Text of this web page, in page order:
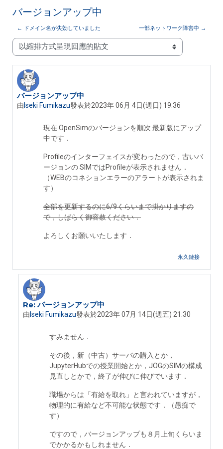
バージョンアップ中
← ドメイン名が失効していました 一部ネットワーク障害中 →
顯示模式
バージョンアップ中
由 Iseki Fumikazu發表於2023年 06月 4日(週日) 19:36
Number of replies: 1
現在 OpenSimのバージョンを順次 最新版にアップ
中です．
Profileのインターフェイスが変わったので，古いバ
ージョンの SIMではProfileが表示されません．
（WEBのコネションエラーのアラートが表示されま
す）
全部を更新するのに6/9くらいまで掛かりますの
で，しばらく御容赦ください．
よろしくお願いいたします．
永久鏈接
In reply to Iseki Fumikazu
Re: バージョンアップ中
由 Iseki Fumikazu發表於2023年 07月 14日(週五) 21:30
すみません．
その後，新（中古）サーバの購入とか，
JupyterHubでの授業開始とか，JOGのSIMの構成
見直しとかで，終了が伸びに伸びでいます．
職場からは「有給を取れ」と言われていますが，
物理的に有給など不可能な状態です．（愚痴で
す）
ですので，バージョンアップも８月上旬くらいま
でかかるかもしれません．